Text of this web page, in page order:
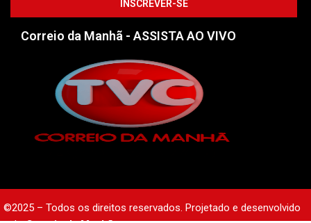
Correio da Manhã - ASSISTA AO VIVO
©2025 – Todos os direitos reservados. Projetado e desenvolvido